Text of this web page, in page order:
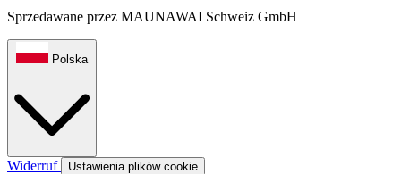
Sprzedawane przez MAUNAWAI Schweiz GmbH
Polska
Widerruf Ustawienia plików cookie